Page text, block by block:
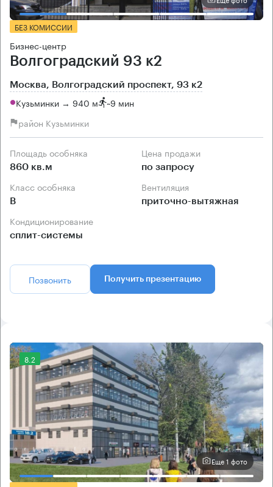
БЕЗ КОМИССИИ
Бизнес-центр
Волгоградский 93 к2
Москва, Волгоградский проспект, 93 к2
Кузьминки → 940 м ~9 мин
район Кузьминки
Площадь особняка
860 кв.м
Цена продажи
по запросу
Класс особняка
B
Вентиляция
приточно-вытяжная
Кондиционирование
сплит-системы
Позвонить Получить презентацию
8.2
Еще 1 фото